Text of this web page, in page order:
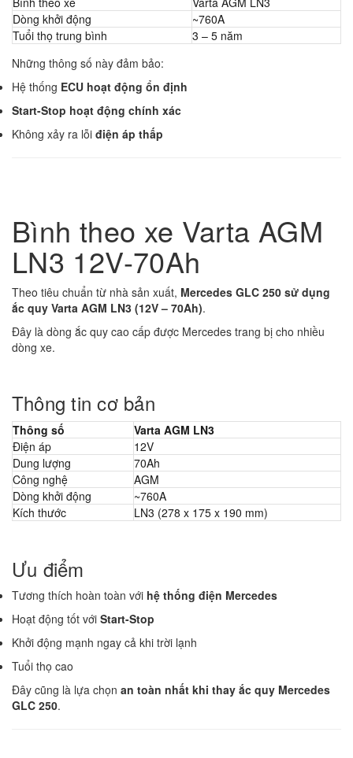
Dòng khởi động
~760A
Tuổi thọ trung bình
3 – 5 năm
Những thông số này đảm bảo:
Hệ thống ECU hoạt động ổn định
Start-Stop hoạt động chính xác
Không xảy ra lỗi điện áp thấp
Bình theo xe Varta AGM
LN3 12V-70Ah
Theo tiêu chuẩn từ nhà sản xuất, Mercedes GLC 250 sử dụng
ắc quy Varta AGM LN3 (12V – 70Ah).
Đây là dòng ắc quy cao cấp được Mercedes trang bị cho nhiều
dòng xe.
Thông tin cơ bản
Thông số
Varta AGM LN3
Điện áp
12V
Dung lượng
70Ah
Công nghệ
AGM
Dòng khởi động
~760A
Kích thước
LN3 (278 x 175 x 190 mm)
Ưu điểm
Tương thích hoàn toàn với hệ thống điện Mercedes
Hoạt động tốt với Start-Stop
Khởi động mạnh ngay cả khi trời lạnh
Tuổi thọ cao
Đây cũng là lựa chọn an toàn nhất khi thay ắc quy Mercedes
GLC 250.